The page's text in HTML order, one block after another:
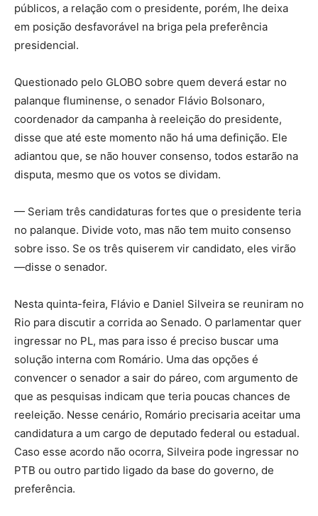
públicos, a relação com o presidente, porém, lhe deixa
em posição desfavorável na briga pela preferência
presidencial.
Questionado pelo GLOBO sobre quem deverá estar no
palanque fluminense, o senador Flávio Bolsonaro,
coordenador da campanha à reeleição do presidente,
disse que até este momento não há uma definição. Ele
adiantou que, se não houver consenso, todos estarão na
disputa, mesmo que os votos se dividam.
— Seriam três candidaturas fortes que o presidente teria
no palanque. Divide voto, mas não tem muito consenso
sobre isso. Se os três quiserem vir candidato, eles virão
—disse o senador.
Nesta quinta-feira, Flávio e Daniel Silveira se reuniram no
Rio para discutir a corrida ao Senado. O parlamentar quer
ingressar no PL, mas para isso é preciso buscar uma
solução interna com Romário. Uma das opções é
convencer o senador a sair do páreo, com argumento de
que as pesquisas indicam que teria poucas chances de
reeleição. Nesse cenário, Romário precisaria aceitar uma
candidatura a um cargo de deputado federal ou estadual.
Caso esse acordo não ocorra, Silveira pode ingressar no
PTB ou outro partido ligado da base do governo, de
preferência.